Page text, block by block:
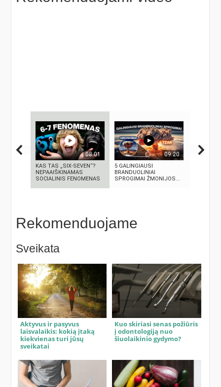
08:01
KAS TAS „SIX-SEVEN“?
NEPAAIŠKINAMAS
SOCIALINIS FENOMENAS
09:20
5 GALINGIAUSI
BRANDUOLINIAI
SPROGIMAI ŽMONIJOS...
Rekomenduojame
Sveikata
Aktyvus ir pasyvus
laisvalaikis: kokią įtaką
kiekvienas turi jūsų
sveikatai
Kuo skiriasi senas požiūris
į odontologiją nuo
šiuolaikinio gydymo?